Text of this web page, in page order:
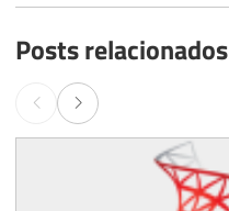
Posts relacionados